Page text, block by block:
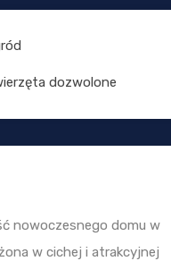
dozwolone
nowoczesnego domu w
w cichej i atrakcyjnej